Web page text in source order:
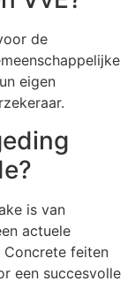
de
eigen
is van
actuele
Concrete feiten
een succesvolle